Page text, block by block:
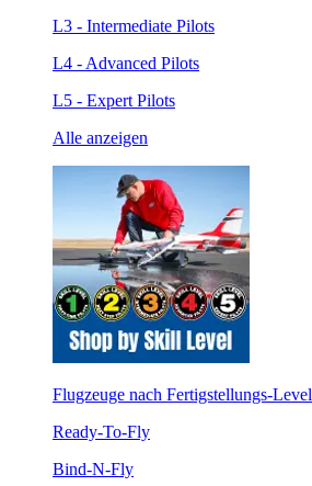
L3 - Intermediate Pilots
L4 - Advanced Pilots
L5 - Expert Pilots
Alle anzeigen
Flugzeuge nach Fertigstellungs-Level
Ready-To-Fly
Bind-N-Fly